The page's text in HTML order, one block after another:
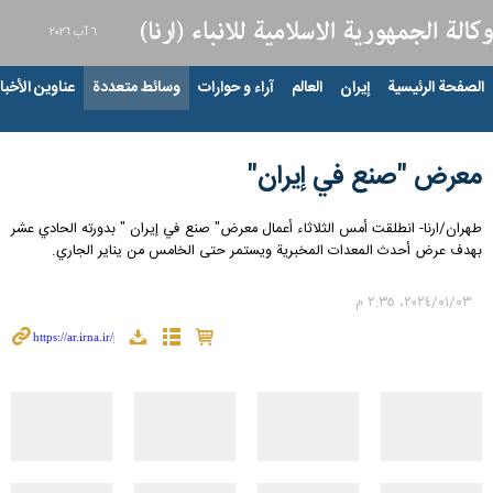
٦ آب ٢٠٢٦
الصفحة الرئيسية إيران العالم آراء و حوارات وسائط متعددة عناوين
معرض "صنع في إيران"
طهران/ارنا- انطلقت أمس الثلاثاء أعمال معرض" صنع في إيران " بدورته الحادي عشر
بهدف عرض أحدث المعدات المخبرية ويستمر حتى الخامس من ینایر الجاري.
٠٣‏/٠١‏/٢٠٢٤، ٢:٣٥ م